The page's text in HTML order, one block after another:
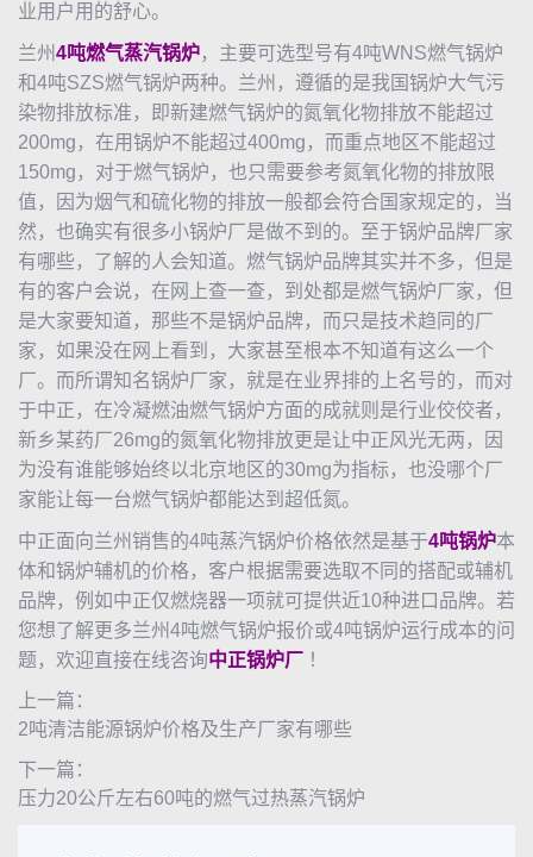
业用户用的舒心。
兰州4吨燃气蒸汽锅炉，主要可选型号有4吨WNS燃气锅炉
和4吨SZS燃气锅炉两种。兰州，遵循的是我国锅炉大气污
染物排放标准，即新建燃气锅炉的氮氧化物排放不能超过
200mg，在用锅炉不能超过400mg，而重点地区不能超过
150mg，对于燃气锅炉，也只需要参考氮氧化物的排放限
值，因为烟气和硫化物的排放一般都会符合国家规定的，当
然，也确实有很多小锅炉厂是做不到的。至于锅炉品牌厂家
有哪些，了解的人会知道。燃气锅炉品牌其实并不多，但是
有的客户会说，在网上查一查，到处都是燃气锅炉厂家，但
是大家要知道，那些不是锅炉品牌，而只是技术趋同的厂
家，如果没在网上看到，大家甚至根本不知道有这么一个
厂。而所谓知名锅炉厂家，就是在业界排的上名号的，而对
于中正，在冷凝燃油燃气锅炉方面的成就则是行业佼佼者，
新乡某药厂26mg的氮氧化物排放更是让中正风光无两，因
为没有谁能够始终以北京地区的30mg为指标，也没哪个厂
家能让每一台燃气锅炉都能达到超低氮。
中正面向兰州销售的4吨蒸汽锅炉价格依然是基于4吨锅炉本
体和锅炉辅机的价格，客户根据需要选取不同的搭配或辅机
品牌，例如中正仅燃烧器一项就可提供近10种进口品牌。若
您想了解更多兰州4吨燃气锅炉报价或4吨锅炉运行成本的问
题，欢迎直接在线咨询中正锅炉厂 ！
上一篇：
2吨清洁能源锅炉价格及生产厂家有哪些
下一篇：
压力20公斤左右60吨的燃气过热蒸汽锅炉